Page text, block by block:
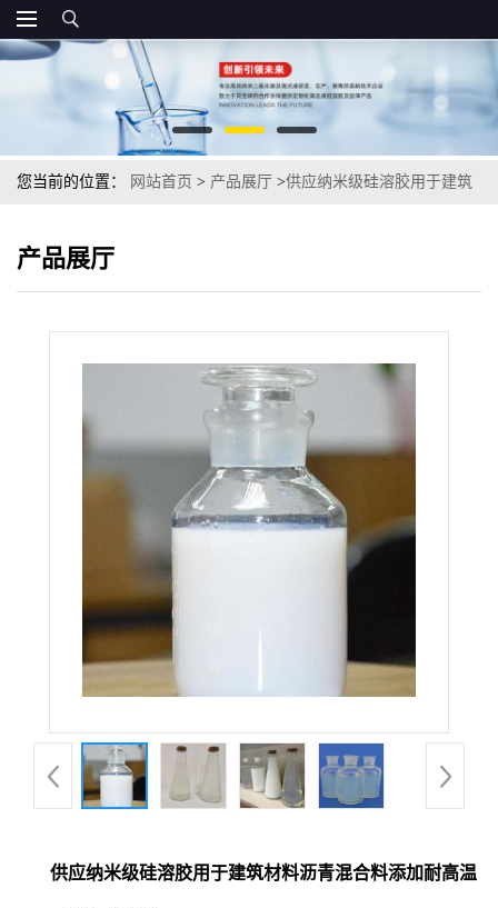
您当前的位置： 网站首页 > 产品展厅 >供应纳米级硅溶胶用于建筑
产品展厅
供应纳米级硅溶胶用于建筑材料沥青混合料添加耐高温